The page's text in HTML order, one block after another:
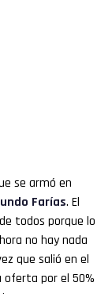
se armó en
Farías. El
todos porque lo
no hay nada
que salió en el
oferta por el 50%